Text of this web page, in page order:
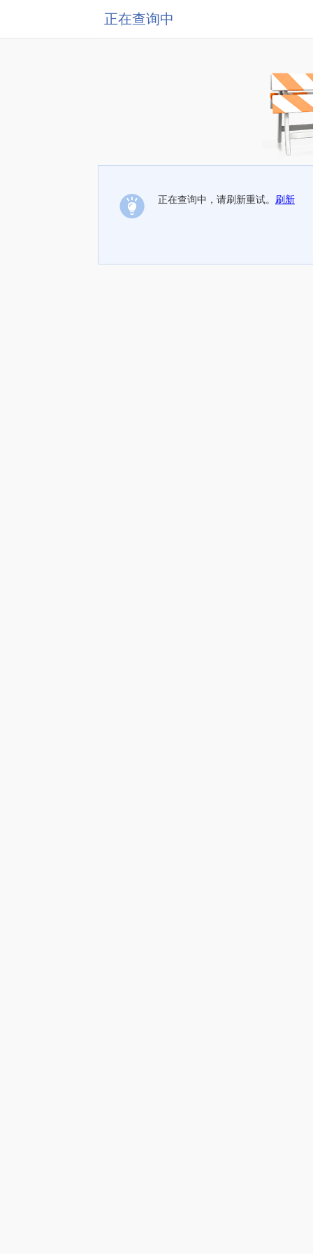
正在查询中
正在查询中，请刷新重试。 刷新